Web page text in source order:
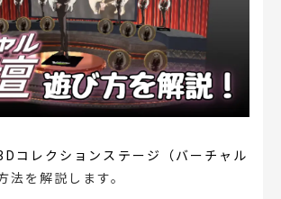
コレクションステージ（バーチャル
法を解説します。